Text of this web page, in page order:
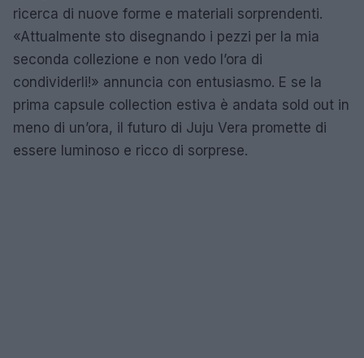
ricerca di nuove forme e materiali sorprendenti.
«Attualmente sto disegnando i pezzi per la mia
seconda collezione e non vedo l’ora di
condividerli!» annuncia con entusiasmo. E se la
prima capsule collection estiva è andata sold out in
meno di un’ora, il futuro di Juju Vera promette di
essere luminoso e ricco di sorprese.